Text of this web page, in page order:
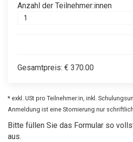
Anzahl der Teilnehmer:innen
Gesamtpreis: € 370.00
* exkl. USt pro Teilnehmer:in, inkl.
Anmeldung ist eine Stornierung nur
Bitte füllen Sie das Formular so
aus.